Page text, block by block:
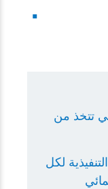
تتخذ من
لكل